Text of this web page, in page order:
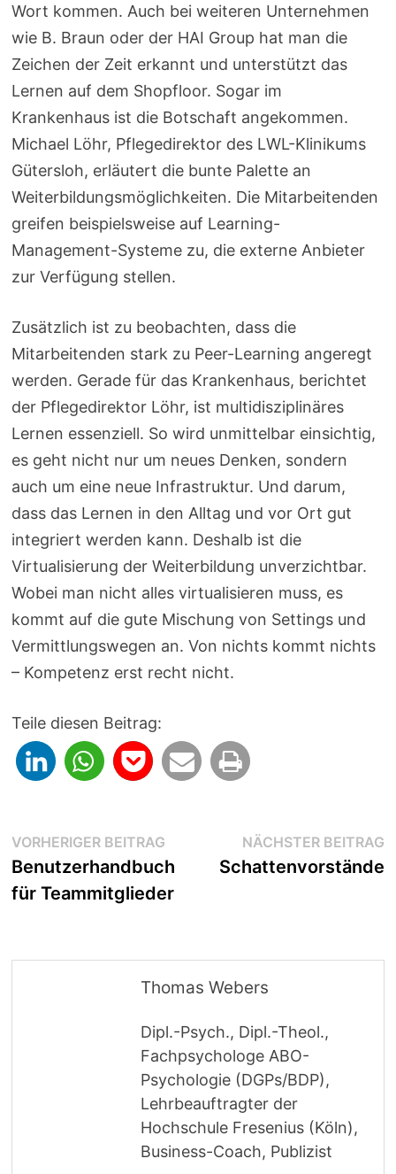
Wort kommen. Auch bei weiteren Unternehmen
wie B. Braun oder der HAI Group hat man die
Zeichen der Zeit erkannt und unterstützt das
Lernen auf dem Shopfloor. Sogar im
Krankenhaus ist die Botschaft angekommen.
Michael Löhr, Pflegedirektor des LWL-Klinikums
Gütersloh, erläutert die bunte Palette an
Weiterbildungsmöglichkeiten. Die Mitarbeitenden
greifen beispielsweise auf Learning-
Management-Systeme zu, die externe Anbieter
zur Verfügung stellen.
Zusätzlich ist zu beobachten, dass die
Mitarbeitenden stark zu Peer-Learning angeregt
werden. Gerade für das Krankenhaus, berichtet
der Pflegedirektor Löhr, ist multidisziplinäres
Lernen essenziell. So wird unmittelbar einsichtig,
es geht nicht nur um neues Denken, sondern
auch um eine neue Infrastruktur. Und darum,
dass das Lernen in den Alltag und vor Ort gut
integriert werden kann. Deshalb ist die
Virtualisierung der Weiterbildung unverzichtbar.
Wobei man nicht alles virtualisieren muss, es
kommt auf die gute Mischung von Settings und
Vermittlungswegen an. Von nichts kommt nichts
– Kompetenz erst recht nicht.
Teile diesen Beitrag:
Beitragsnavigation
VORHERIGER BEITRAG Vorheriger
Beitrag:
Benutzerhandbuch
für Teammitglieder
NÄCHSTER BEITRAG
Schattenvorstände
Thomas Webers
Dipl.-Psych., Dipl.-Theol.,
Fachpsychologe ABO-
Psychologie (DGPs/BDP),
Lehrbeauftragter der
Hochschule Fresenius (Köln),
Business-Coach, Publizist